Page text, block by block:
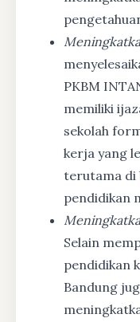
PKBM
memiliki
sekolah
kerja yang
terutama di
pendidikan
Selain
pendidikan
Bandung